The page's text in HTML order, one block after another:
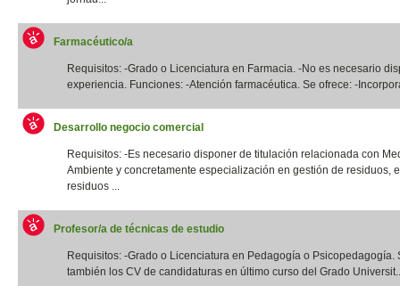
Farmacéutico/a
Requisitos: -Grado o Licenciatura en Farmacia. -No es necesario
experiencia. Funciones: -Atención farmacéutica. Se ofrece: -
Desarrollo negocio comercial
Requisitos: -Es necesario disponer de titulación relacionada con
Ambiente y concretamente especialización en gestión de residuos,
residuos ...
Profesor/a de técnicas de estudio
Requisitos: -Grado o Licenciatura en Pedagogía o Psicopedagogía.
también los CV de candidaturas en último curso del Grado